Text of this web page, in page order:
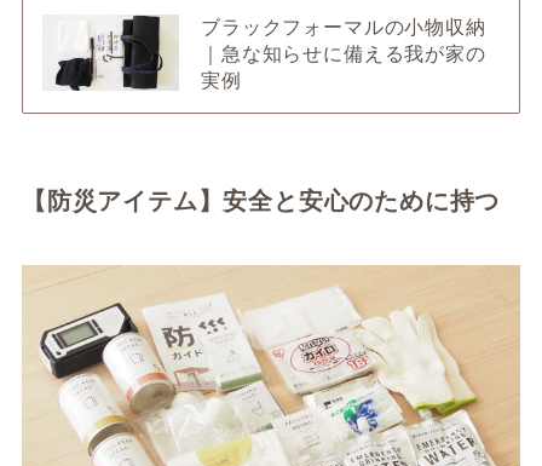
ブラックフォーマルの小物収納
｜急な知らせに備える我が家の
実例
【防災アイテム】安全と安心のために持つ